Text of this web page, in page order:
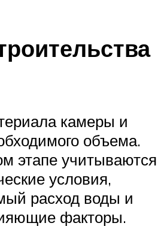
камеры и
объема.
этапе учитываются
условия,
расход воды и
факторы.